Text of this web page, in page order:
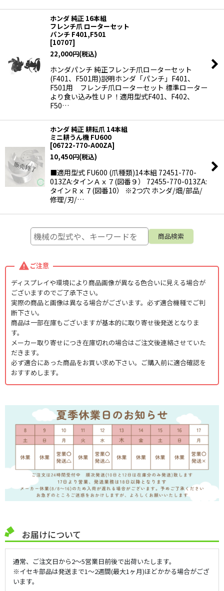
ホンダ 純正 16本組
フレンチ爪 ローターセット
パンチ F401,F501
[10707]
22,000円(税込)
ホンダパンチ 純正フレンチ爪ローターセット
(F401、F501用)説明ホンダ「パンチ」F401、
F501用 フレンチ爪ローターセット 標準ローター
より食い込み性ＵＰ！適用型式F401、F402、
F50…
ホンダ 純正 耕耘爪 14本組
ミニ耕うん機 FU600
[06722-770-A00ZA]
10,450円(税込)
■適用型式 FU600 (爪種類)14本組 72451-770-
013ZA:タインＡｘ７(図番９） 72455-770-013ZA:
タインＲｘ７(図番10） ※2つ穴 ホンダ/畑/部品/
修理/刃/…
ご注意
ディスプレイや環境により商品画像が異なる色合いに見える場合が
ございますのでご了承下さい。
実際の商品と画像は異なる場合がございます。必ず適合機種でご判
断下さい。
商品は一部在庫もございますが基本的に取り寄せ後発送となりま
す。
メーカー取り寄せにつき在庫切れの場合はご注文後連絡させていた
だきます。
必ず適合にあった商品をお買い求め下さい。ご購入前に適合確認を
おすすめします。
お届けについて
通常、ご注文日から2～5営業日前後で出荷いたします。
※イセキ部品は発送まで1～2週間(最大1ヶ月)ほどかかる場合がござ
います。